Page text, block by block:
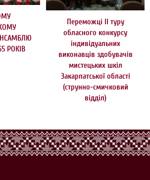
РОКІВ
Переможці ІІ туру
обласного конкурсу
індивідуальних
виконавців здобувачів
мистецьких шкіл
Закарпатської області
(струнно-смичковий
відділ)